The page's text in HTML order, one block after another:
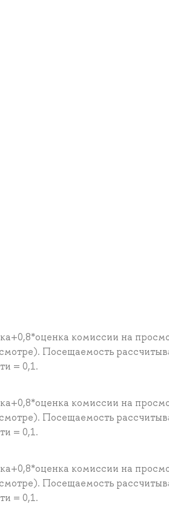
комиссии на
Посещаемость
= 0,1.
комиссии на
Посещаемость
= 0,1.
комиссии на
Посещаемость
= 0,1.